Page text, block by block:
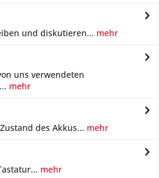
und diskutieren... mehr
uns verwendeten
mehr
des Akkus... mehr
mehr